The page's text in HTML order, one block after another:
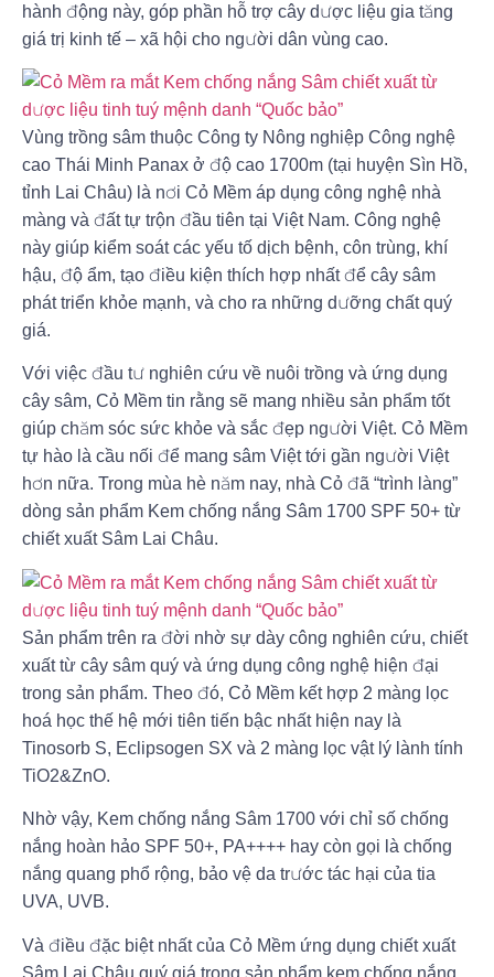
hành động này, góp phần hỗ trợ cây dược liệu gia tăng
giá trị kinh tế – xã hội cho người dân vùng cao.
Vùng trồng sâm thuộc Công ty Nông nghiệp Công nghệ
cao Thái Minh Panax ở độ cao 1700m (tại huyện Sìn Hồ,
tỉnh Lai Châu) là nơi Cỏ Mềm áp dụng công nghệ nhà
màng và đất tự trộn đầu tiên tại Việt Nam. Công nghệ
này giúp kiểm soát các yếu tố dịch bệnh, côn trùng, khí
hậu, độ ẩm, tạo điều kiện thích hợp nhất để cây sâm
phát triển khỏe mạnh, và cho ra những dưỡng chất quý
giá.
Với việc đầu tư nghiên cứu về nuôi trồng và ứng dụng
cây sâm, Cỏ Mềm tin rằng sẽ mang nhiều sản phẩm tốt
giúp chăm sóc sức khỏe và sắc đẹp người Việt. Cỏ Mềm
tự hào là cầu nối để mang sâm Việt tới gần người Việt
hơn nữa. Trong mùa hè năm nay, nhà Cỏ đã “trình làng”
dòng sản phẩm Kem chống nắng Sâm 1700 SPF 50+ từ
chiết xuất Sâm Lai Châu.
Sản phẩm trên ra đời nhờ sự dày công nghiên cứu, chiết
xuất từ cây sâm quý và ứng dụng công nghệ hiện đại
trong sản phẩm. Theo đó, Cỏ Mềm kết hợp 2 màng lọc
hoá học thế hệ mới tiên tiến bậc nhất hiện nay là
Tinosorb S, Eclipsogen SX và 2 màng lọc vật lý lành tính
TiO2&ZnO.
Nhờ vậy, Kem chống nắng Sâm 1700 với chỉ số chống
nắng hoàn hảo SPF 50+, PA++++ hay còn gọi là chống
nắng quang phổ rộng, bảo vệ da trước tác hại của tia
UVA, UVB.
Và điều đặc biệt nhất của Cỏ Mềm ứng dụng chiết xuất
Sâm Lai Châu quý giá trong sản phẩm kem chống nắng,